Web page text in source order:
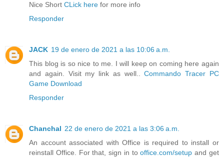
Nice Short CLick here for more info
Responder
JACK 19 de enero de 2021 a las 10:06 a.m.
This blog is so nice to me. I will keep on coming here again
and again. Visit my link as well..Commando Tracer PC
Game Download
Responder
Chanchal 22 de enero de 2021 a las 3:06 a.m.
An account associated with Office is required to install or
reinstall Office. For that, sign in tooffice.com/setup and get